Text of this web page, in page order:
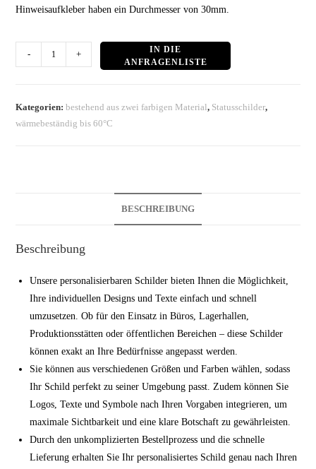
Hinweisaufkleber haben ein Durchmesser von 30mm.
Statusschild:
schwarz
weißer
Schrift
- +
Kategorien:bestehend aus zwei farbigen Material, Statusschilder,
wärmebeständig bis 60°C
BESCHREIBUNG
Beschreibung
Unsere personalisierbaren Schilder bieten Ihnen die Möglichkeit,
Ihre individuellen Designs und Texte einfach und schnell
umzusetzen. Ob für den Einsatz in Büros, Lagerhallen,
Produktionsstätten oder öffentlichen Bereichen – diese Schilder
können exakt an Ihre Bedürfnisse angepasst werden.
Sie können aus verschiedenen Größen und Farben wählen, sodass
Ihr Schild perfekt zu seiner Umgebung passt. Zudem können Sie
Logos, Texte und Symbole nach Ihren Vorgaben integrieren, um
maximale Sichtbarkeit und eine klare Botschaft zu gewährleisten.
Durch den unkomplizierten Bestellprozess und die schnelle
Lieferung erhalten Sie Ihr personalisiertes Schild genau nach Ihren